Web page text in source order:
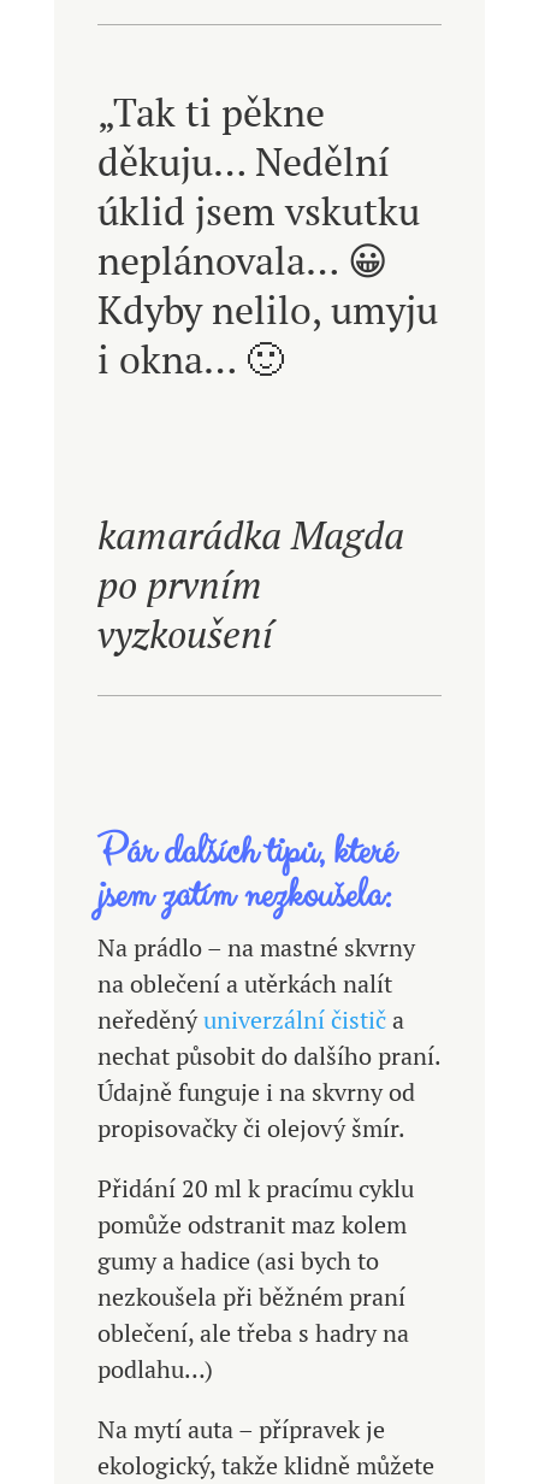
„Tak ti pěkne
děkuju… Nedělní
úklid jsem vskutku
neplánovala… 😀
Kdyby nelilo, umyju
i okna… 🙂
kamarádka Magda
po prvním
vyzkoušení
Pár dalších tipů, které
jsem zatím nezkoušela:
Na prádlo – na mastné skvrny
na oblečení a utěrkách nalít
neředěnýuniverzální čističa
nechat působit do dalšího praní.
Údajně funguje i na skvrny od
propisovačky či olejový šmír.
Přidání 20 ml k pracímu cyklu
pomůže odstranit maz kolem
gumy a hadice (asi bych to
nezkoušela při běžném praní
oblečení, ale třeba s hadry na
podlahu…)
Na mytí auta – přípravek je
ekologický, takže klidně můžete